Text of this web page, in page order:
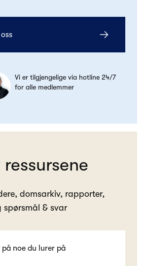
Vi er tilgjengelige via hotline 24/7
for alle medlemmer
domsarkiv, rapporter,
spørsmål & svar